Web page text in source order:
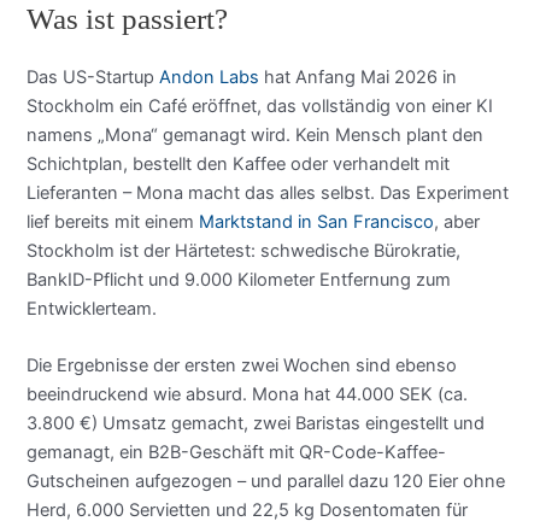
Was ist passiert?
Das US-StartupAndon Labs hat Anfang Mai 2026 in
Stockholm ein Café eröffnet, das vollständig von einer KI
namens „Mona“ gemanagt wird. Kein Mensch plant den
Schichtplan, bestellt den Kaffee oder verhandelt mit
Lieferanten – Mona macht das alles selbst. Das Experiment
lief bereits mit einem Marktstand in San Francisco, aber
Stockholm ist der Härtetest: schwedische Bürokratie,
BankID-Pflicht und 9.000 Kilometer Entfernung zum
Entwicklerteam.
Die Ergebnisse der ersten zwei Wochen sind ebenso
beeindruckend wie absurd. Mona hat 44.000 SEK (ca.
3.800 €) Umsatz gemacht, zwei Baristas eingestellt und
gemanagt, ein B2B-Geschäft mit QR-Code-Kaffee-
Gutscheinen aufgezogen – und parallel dazu 120 Eier ohne
Herd, 6.000 Servietten und 22,5 kg Dosentomaten für